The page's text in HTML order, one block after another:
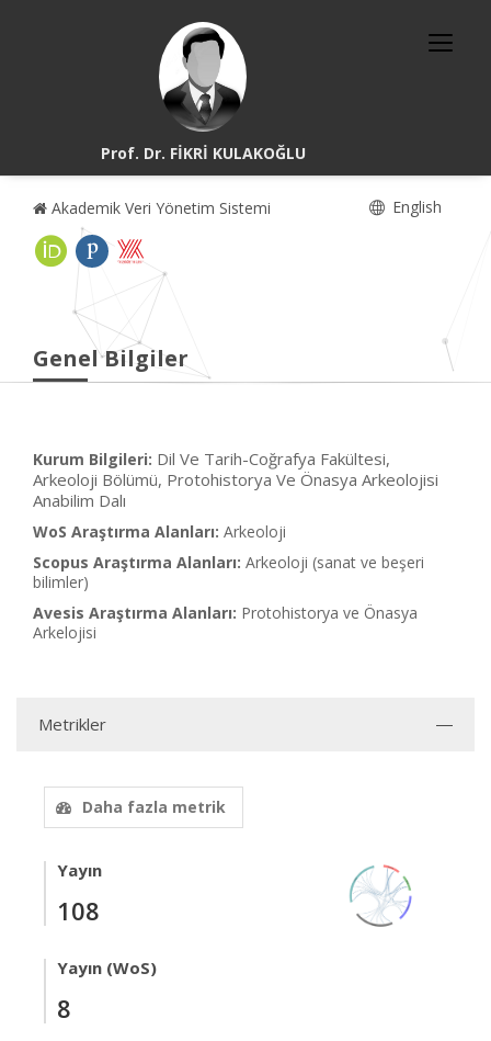
Prof. Dr. FİKRİ KULAKOĞLU
Akademik Veri Yönetim Sistemi English
Genel Bilgiler
Kurum Bilgileri: Dil Ve Tarih-Coğrafya Fakültesi,
Arkeoloji Bölümü, Protohistorya Ve Önasya Arkeolojisi
Anabilim Dalı
WoS Araştırma Alanları: Arkeoloji
Scopus Araştırma Alanları: Arkeoloji (sanat ve beşeri
bilimler)
Avesis Araştırma Alanları: Protohistorya ve Önasya
Arkelojisi
Metrikler
Daha fazla metrik
Yayın
108
Yayın (WoS)
8